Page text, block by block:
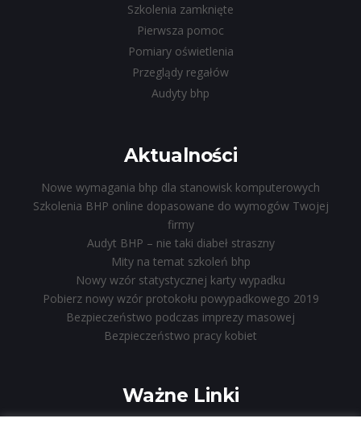
Szkolenia zamknięte
Pierwsza pomoc
Pomiary oświetlenia
Przeglądy regałów
Audyty bhp
Aktualności
Nowe wymagania bhp dla stanowisk komputerowych
Szkolenia BHP online dopasowane do wymogów Twojej
firmy
Audyt BHP – nie taki diabeł straszny
Mity na temat szkoleń bhp
Nowy wzór statystycznej karty wypadku
Pobierz nowy wzór protokołu powypadkowego 2019
Bezpieczeństwo podczas imprezy masowej
Bezpieczeństwo pracy kobiet
Ważne Linki